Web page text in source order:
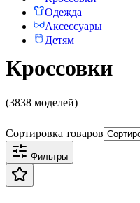
Одежда
Аксессуары
Детям
Кроссовки
(3838 моделей)
Сортировка товаров
Фильтры